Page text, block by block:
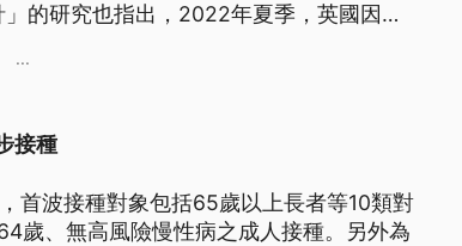
的研究也指出，2022年夏季，英國因為
...
接種
首波接種對象包括65歲以上長者等10類對
歲、無高風險慢性病之成人接種。另外為